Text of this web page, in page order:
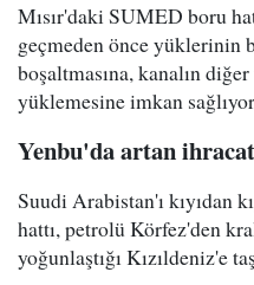
Mısır'daki SUMED boru
geçmeden önce yüklerinin
boşaltmasına, kanalın
yüklemesine imkan
Yenbu'da artan ihracat
Suudi Arabistan'ı kıyıdan
hattı, petrolü Körfez'den
yoğunlaştığı Kızıldeniz'e